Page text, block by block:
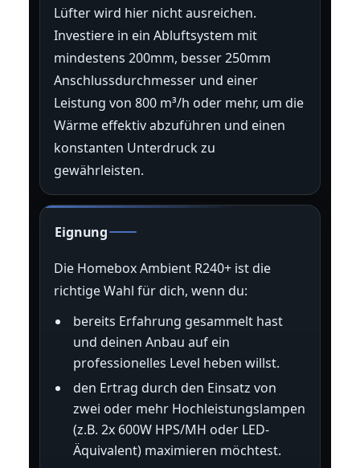
Lüfter wird hier nicht ausreichen.
Investiere in ein Abluftsystem mit
mindestens 200mm, besser 250mm
Anschlussdurchmesser und einer
Leistung von 800 m³/h oder mehr, um die
Wärme effektiv abzuführen und einen
konstanten Unterdruck zu
gewährleisten.
Eignung
Die Homebox Ambient R240+ ist die
richtige Wahl für dich, wenn du:
bereits Erfahrung gesammelt hast
und deinen Anbau auf ein
professionelles Level heben willst.
den Ertrag durch den Einsatz von
zwei oder mehr Hochleistungslampen
(z.B. 2x 600W HPS/MH oder LED-
Äquivalent) maximieren möchtest.